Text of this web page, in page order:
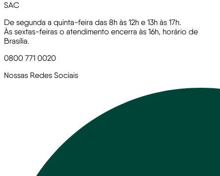
SAC
De segunda a quinta-feira das 8h às 12h e 13h às 17h.
Às sextas-feiras o atendimento encerra às 16h, horário de
Brasília.
0800 771 0020
Nossas Redes Sociais